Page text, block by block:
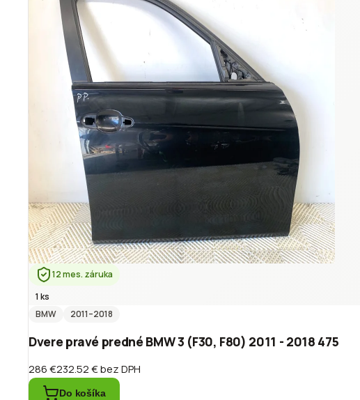
12 mes. záruka
1 ks
BMW
2011–2018
Dvere pravé predné BMW 3 (F30, F80) 2011 - 2018 475
286 €232.52 €bez DPH
Do košíka